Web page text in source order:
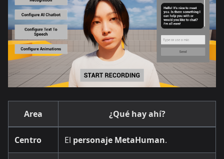
Area ¿Qué hay ahí?
Centro El personaje MetaHuman.